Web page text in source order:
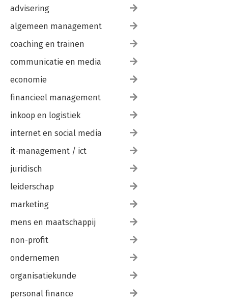
advisering
algemeen management
coaching en trainen
communicatie en media
economie
financieel management
inkoop en logistiek
internet en social media
it-management / ict
juridisch
leiderschap
marketing
mens en maatschappij
non-profit
ondernemen
organisatiekunde
personal finance